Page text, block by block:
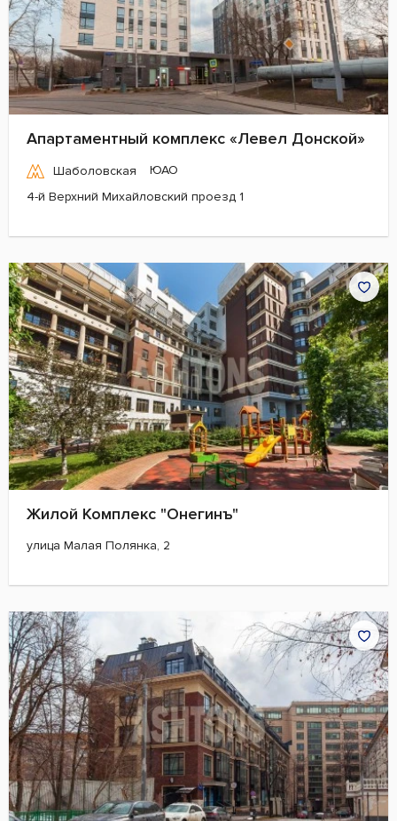
Апартаментный комплекс «Левел Донской»
Шаболовская
ЮАО
4-й Верхний Михайловский проезд 1
Жилой Комплекс "Онегинъ"
улица Малая Полянка, 2